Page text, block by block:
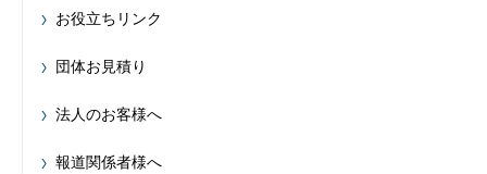
お役立ちリンク
団体お見積り
法人のお客様へ
報道関係者様へ